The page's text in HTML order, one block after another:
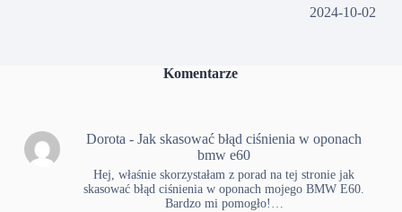
2024-10-02
Komentarze
Dorota -Jak skasować błąd ciśnienia w oponach
bmw e60
Hej, właśnie skorzystałam z porad na tej stronie jak
skasować błąd ciśnienia w oponach mojego BMW E60.
Bardzo mi pomogło!…